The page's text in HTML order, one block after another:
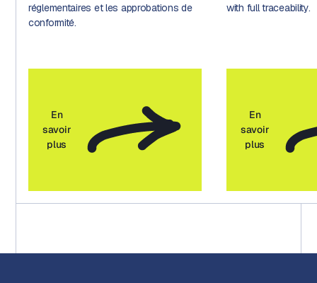
réglementaires et les approbations de
conformité.
En
savoir
plus
with full traceability.
En
savoir
plus